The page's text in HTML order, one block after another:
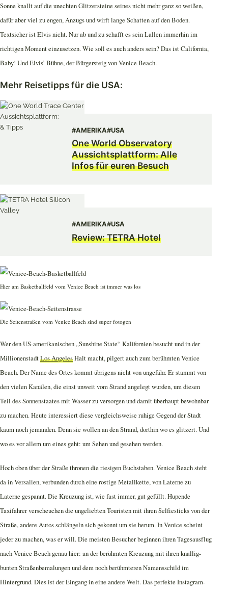
Sonne knallt auf die unechten Glitzersteine seines nicht mehr ganz so weißen,
dafür aber viel zu engen, Anzugs und wirft lange Schatten auf den Boden.
Textsicher ist Elvis nicht. Nur ab und zu schafft es sein Lallen immerhin im
richtigen Moment einzusetzen. Wie soll es auch anders sein? Das ist California,
Baby! Und Elvis’ Bühne, der Bürgersteig von Venice Beach.
Mehr Reisetipps für die USA:
#AMERIKA#USA
One World Observatory
Aussichtsplattform: Alle
Infos für euren Besuch
#AMERIKA#USA
Review: TETRA Hotel
Hier am Basketballfeld vom Venice Beach ist immer was los
Die Seitenstraßen vom Venice Beach sind super fotogen
Wer den US-amerikanischen „Sunshine State“ Kalifornien besucht und in der
Millionenstadt Los AngelesHalt macht, pilgert auch zum berühmten Venice
Beach. Der Name des Ortes kommt übrigens nicht von ungefähr. Er stammt von
den vielen Kanälen, die einst unweit vom Strand angelegt wurden, um diesen
Teil des Sonnenstaates mit Wasser zu versorgen und damit überhaupt bewohnbar
zu machen. Heute interessiert diese vergleichsweise ruhige Gegend der Stadt
kaum noch jemanden. Denn sie wollen an den Strand, dorthin wo es glitzert. Und
wo es vor allem um eines geht: um Sehen und gesehen werden.
Hoch oben über der Straße thronen die riesigen Buchstaben. Venice Beach steht
da in Versalien, verbunden durch eine rostige Metallkette, von Laterne zu
Laterne gespannt. Die Kreuzung ist, wie fast immer, gut gefüllt. Hupende
Taxifahrer verscheuchen die ungeliebten Touristen mit ihren Selfiesticks von der
Straße, andere Autos schlängeln sich gekonnt um sie herum. In Venice scheint
jeder zu machen, was er will. Die meisten Besucher beginnen ihren Tagesausflug
nach Venice Beach genau hier: an der berühmten Kreuzung mit ihren knallig-
bunten Straßenbemalungen und dem noch berühmteren Namensschild im
Hintergrund. Dies ist der Eingang in eine andere Welt. Das perfekte Instagram-